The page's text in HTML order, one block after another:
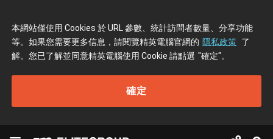
本網站僅使用 Cookies 於 URL 參數、統計訪問者數量、分享功能
等。如果您需要更多信息，請閱覽精英電腦官網的 隱私政策 了
解。您已了解並同意精英電腦使用 Cookie 請點選 "確定"。
確定